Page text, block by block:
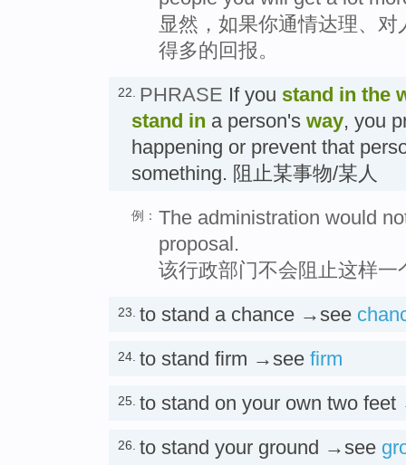
显然，如果你通情达理、
得多的回报。
22. PHRASE If you stand in the
stand in a person's way, you
happening or prevent that
something. 阻止某事物/某人
例： The administration would
proposal.
该行政部门不会阻止这样一
23. to stand a chance →see
24. to stand firm →see firm
25. to stand on your own two
26. to stand your ground →see